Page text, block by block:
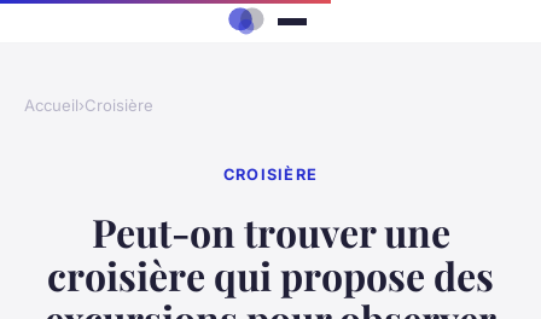
Accueil›Croisière
CROISIÈRE
Peut-on trouver une
croisière qui propose des